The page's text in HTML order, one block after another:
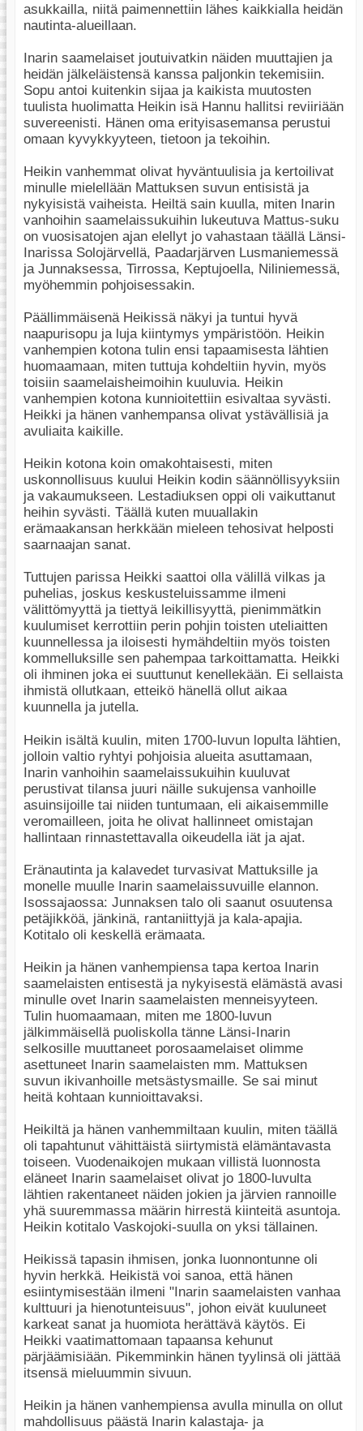
asukkailla, niitä paimennettiin lähes kaikkialla heidän
nautinta-alueillaan.
Inarin saamelaiset joutuivatkin näiden muuttajien ja
heidän jälkeläistensä kanssa paljonkin tekemisiin.
Sopu antoi kuitenkin sijaa ja kaikista muutosten
tuulista huolimatta Heikin isä Hannu hallitsi reviiriään
suvereenisti. Hänen oma erityisasemansa perustui
omaan kyvykkyyteen, tietoon ja tekoihin.
Heikin vanhemmat olivat hyväntuulisia ja kertoilivat
minulle mielellään Mattuksen suvun entisistä ja
nykyisistä vaiheista. Heiltä sain kuulla, miten Inarin
vanhoihin saamelaissukuihin lukeutuva Mattus-suku
on vuosisatojen ajan elellyt jo vahastaan täällä Länsi-
Inarissa Solojärvellä, Paadarjärven Lusmaniemessä
ja Junnaksessa, Tirrossa, Keptujoella, Niliniemessä,
myöhemmin pohjoisessakin.
Päällimmäisenä Heikissä näkyi ja tuntui hyvä
naapurisopu ja luja kiintymys ympäristöön. Heikin
vanhempien kotona tulin ensi tapaamisesta lähtien
huomaamaan, miten tuttuja kohdeltiin hyvin, myös
toisiin saamelaisheimoihin kuuluvia. Heikin
vanhempien kotona kunnioitettiin esivaltaa syvästi.
Heikki ja hänen vanhempansa olivat ystävällisiä ja
avuliaita kaikille.
Heikin kotona koin omakohtaisesti, miten
uskonnollisuus kuului Heikin kodin säännöllisyyksiin
ja vakaumukseen. Lestadiuksen oppi oli vaikuttanut
heihin syvästi. Täällä kuten muuallakin
erämaakansan herkkään mieleen tehosivat helposti
saarnaajan sanat.
Tuttujen parissa Heikki saattoi olla välillä vilkas ja
puhelias, joskus keskusteluissamme ilmeni
välittömyyttä ja tiettyä leikillisyyttä, pienimmätkin
kuulumiset kerrottiin perin pohjin toisten uteliaitten
kuunnellessa ja iloisesti hymähdeltiin myös toisten
kommelluksille sen pahempaa tarkoittamatta. Heikki
oli ihminen joka ei suuttunut kenellekään. Ei sellaista
ihmistä ollutkaan, etteikö hänellä ollut aikaa
kuunnella ja jutella.
Heikin isältä kuulin, miten 1700-luvun lopulta lähtien,
jolloin valtio ryhtyi pohjoisia alueita asuttamaan,
Inarin vanhoihin saamelaissukuihin kuuluvat
perustivat tilansa juuri näille sukujensa vanhoille
asuinsijoille tai niiden tuntumaan, eli aikaisemmille
veromailleen, joita he olivat hallinneet omistajan
hallintaan rinnastettavalla oikeudella iät ja ajat.
Eränautinta ja kalavedet turvasivat Mattuksille ja
monelle muulle Inarin saamelaissuvuille elannon.
Isossajaossa: Junnaksen talo oli saanut osuutensa
petäjikköä, jänkinä, rantaniittyjä ja kala-apajia.
Kotitalo oli keskellä erämaata.
Heikin ja hänen vanhempiensa tapa kertoa Inarin
saamelaisten entisestä ja nykyisestä elämästä avasi
minulle ovet Inarin saamelaisten menneisyyteen.
Tulin huomaamaan, miten me 1800-luvun
jälkimmäisellä puoliskolla tänne Länsi-Inarin
selkosille muuttaneet porosaamelaiset olimme
asettuneet Inarin saamelaisten mm. Mattuksen
suvun ikivanhoille metsästysmaille. Se sai minut
heitä kohtaan kunnioittavaksi.
Heikiltä ja hänen vanhemmiltaan kuulin, miten täällä
oli tapahtunut vähittäistä siirtymistä elämäntavasta
toiseen. Vuodenaikojen mukaan villistä luonnosta
eläneet Inarin saamelaiset olivat jo 1800-luvulta
lähtien rakentaneet näiden jokien ja järvien rannoille
yhä suuremmassa määrin hirrestä kiinteitä asuntoja.
Heikin kotitalo Vaskojoki-suulla on yksi tällainen.
Heikissä tapasin ihmisen, jonka luonnontunne oli
hyvin herkkä. Heikistä voi sanoa, että hänen
esiintymisestään ilmeni "Inarin saamelaisten vanhaa
kulttuuri ja hienotunteisuus", johon eivät kuuluneet
karkeat sanat ja huomiota herättävä käytös. Ei
Heikki vaatimattomaan tapaansa kehunut
pärjäämisiään. Pikemminkin hänen tyylinsä oli jättää
itsensä mieluummin sivuun.
Heikin ja hänen vanhempiensa avulla minulla on ollut
mahdollisuus päästä Inarin kalastaja- ja